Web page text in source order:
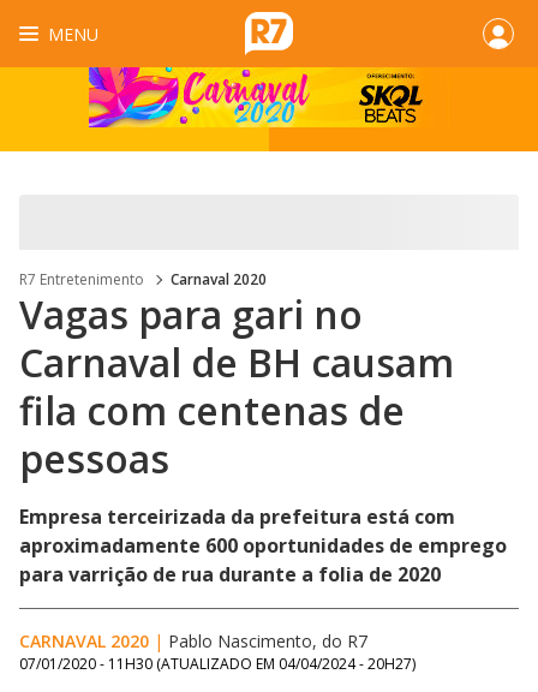
MENU
R7 Entretenimento Carnaval 2020
Vagas para gari no
Carnaval de BH causam
fila com centenas de
pessoas
Empresa terceirizada da prefeitura está com
aproximadamente 600 oportunidades de emprego
para varrição de rua durante a folia de 2020
CARNAVAL 2020 | Pablo Nascimento, do R7
07/01/2020 - 11H30 (ATUALIZADO EM 04/04/2024 - 20H27)